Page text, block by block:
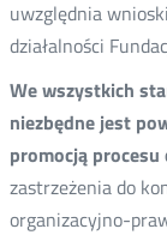
uwzględnia
działalności
We wszystkich
niezbędne jest
promocją procesu
zastrzeżenia do
organizacyjno-